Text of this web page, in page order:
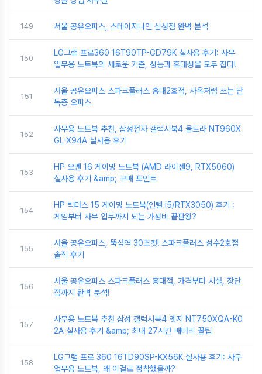
149 서울 공유오피스, 스테이지나인 삼성점 완벽 분석
150
LG그램 프로360 16T90TP-GD79K 실사용 후기: 사무
업무용 노트북의 새로운 기준, 성능과 휴대성을 모두 잡다!
151
서울 공유오피스 스파크플러스 홍대2호점, 사옥처럼 쓰는 단
독층 오피스
152
사무용 노트북 추천, 삼성전자 갤럭시북4 울트라 NT960X
GL-X94A 실사용 후기
153
HP 오멘 16 게이밍 노트북 (AMD 라이젠9, RTX5060)
실사용 후기 &amp; 구매 포인트
154
HP 빅터스 15 게이밍 노트북(인텔 i5/RTX3050) 후기 :
게임부터 사무 업무까지 되는 가성비 끝판왕?
155
서울 공유오피스, 뚝섬역 30초컷! 스파크플러스 성수2호점
솔직 후기
156
서울 공유오피스 스파크플러스 홍대점, 가격부터 시설, 장단
점까지 완벽 분석!
157
사무용 노트북 추천 삼성 갤럭시북4 엣지 NT750XQA-K0
2A 실사용 후기 &amp; 최대 27시간 배터리 꿀팁
158
LG그램 프로 360 16TD90SP-KX56K 실사용 후기: 사무
업무용 노트북, 왜 이걸로 정착했을까?